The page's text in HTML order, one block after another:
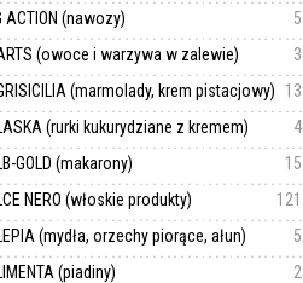
5
ACTION (nawozy)
3
(owoce i warzywa w zalewie)
13
(marmolady, krem pistacjowy)
4
(rurki kukurydziane z kremem)
15
GOLD (makarony)
121
NERO (włoskie produkty)
5
(mydła, orzechy piorące, ałun)
2
(piadiny)